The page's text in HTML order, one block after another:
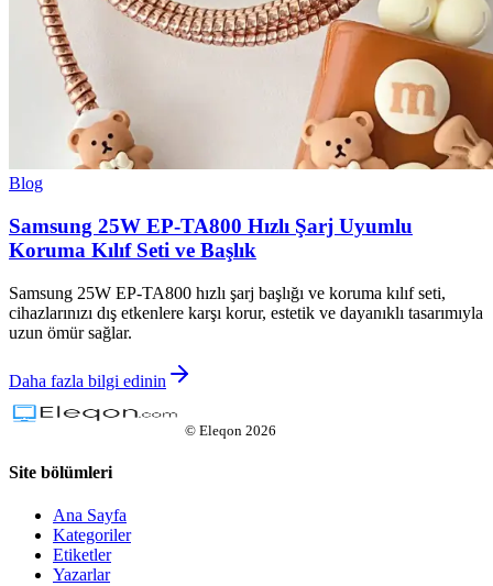
Blog
Samsung 25W EP-TA800 Hızlı Şarj Uyumlu
Koruma Kılıf Seti ve Başlık
Samsung 25W EP-TA800 hızlı şarj başlığı ve koruma kılıf seti,
cihazlarınızı dış etkenlere karşı korur, estetik ve dayanıklı tasarımıyla
uzun ömür sağlar.
Daha fazla bilgi edinin
© Eleqon 2026
Site bölümleri
Ana Sayfa
Kategoriler
Etiketler
Yazarlar